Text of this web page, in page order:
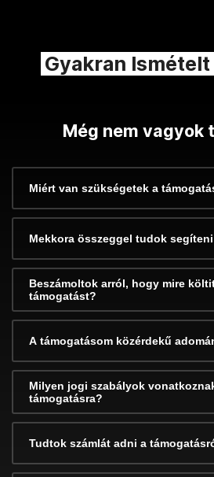
Gyakran
Még nem vagyok
Miért van szükségetek a
Mekkora összeggel tudok
Beszámoltok arról, hogy mire
támogatást?
A támogatásom közérdekű
Milyen jogi szabályok
támogatásra?
Tudtok számlát adni a